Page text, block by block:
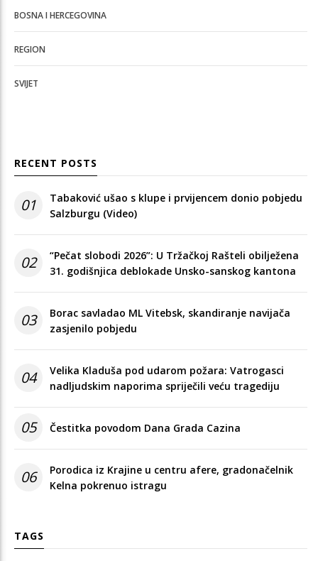
BOSNA I HERCEGOVINA
REGION
SVIJET
RECENT POSTS
01
Tabaković ušao s klupe i prvijencem donio pobjedu
Salzburgu (Video)
02
“Pečat slobodi 2026”: U Tržačkoj Rašteli obilježena
31. godišnjica deblokade Unsko-sanskog kantona
03
Borac savladao ML Vitebsk, skandiranje navijača
zasjenilo pobjedu
04
Velika Kladuša pod udarom požara: Vatrogasci
nadljudskim naporima spriječili veću tragediju
05 Čestitka povodom Dana Grada Cazina
06
Porodica iz Krajine u centru afere, gradonačelnik
Kelna pokrenuo istragu
TAGS